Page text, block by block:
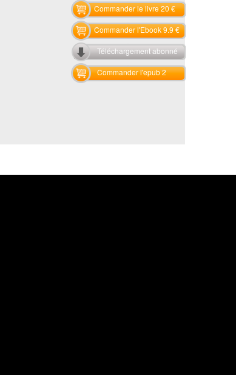
Commander le livre 20 €
Commander l'Ebook 9.9 €
Téléchargement abonné
Commander l'epub 2